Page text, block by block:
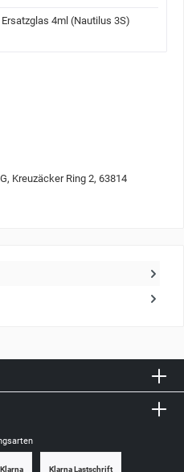
4ml (Nautilus 3S)
Kreuzäcker Ring 2, 63814
Klarna Lastschrift